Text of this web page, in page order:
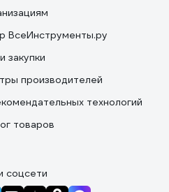
ВсеИнструменты.ру
закупки
производителей
технологий
товаров
соцсети